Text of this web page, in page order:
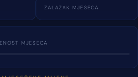
ZALAZAK MJESECA
MJESECA